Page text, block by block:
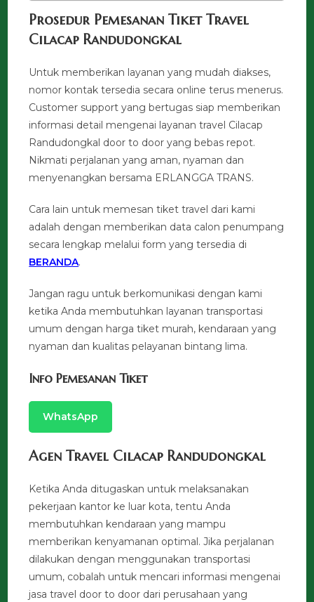
Prosedur Pemesanan Tiket Travel
Cilacap Randudongkal
Untuk memberikan layanan yang mudah diakses,
nomor kontak tersedia secara online terus menerus.
Customer support yang bertugas siap memberikan
informasi detail mengenai layanan travel Cilacap
Randudongkal door to door yang bebas repot.
Nikmati perjalanan yang aman, nyaman dan
menyenangkan bersama ERLANGGA TRANS.
Cara lain untuk memesan tiket travel dari kami
adalah dengan memberikan data calon penumpang
secara lengkap melalui form yang tersedia di
BERANDA.
Jangan ragu untuk berkomunikasi dengan kami
ketika Anda membutuhkan layanan transportasi
umum dengan harga tiket murah, kendaraan yang
nyaman dan kualitas pelayanan bintang lima.
Info Pemesanan Tiket
WhatsApp
Agen Travel Cilacap Randudongkal
Ketika Anda ditugaskan untuk melaksanakan
pekerjaan kantor ke luar kota, tentu Anda
membutuhkan kendaraan yang mampu
memberikan kenyamanan optimal. Jika perjalanan
dilakukan dengan menggunakan transportasi
umum, cobalah untuk mencari informasi mengenai
jasa travel door to door dari perusahaan yang